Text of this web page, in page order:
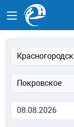
Красногородск
Покровское